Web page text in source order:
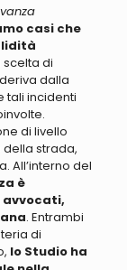
casi che
scelta di
dalla
tali incidenti
di livello
strada,
. All’interno del
è
. Entrambi
di
lo Studio ha